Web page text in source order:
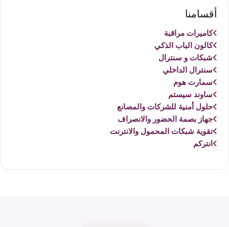
أقسامنا
كاميرات مراقبة
كالون الباب الذكي
شبكات و سنترال
سنترال الداخلي
سمارت هوم
ساوند سيستم
حلول أمنية للشركات والمصانع
جهاز بصمة الحضور والانصراف
تقوية شبكات المحمول والانترنت
انتركم